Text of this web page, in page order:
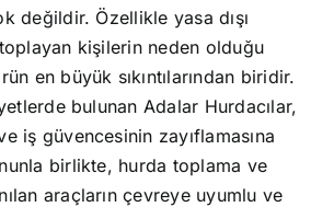
değildir. Özellikle yasa dışı
kişilerin neden olduğu
en büyük sıkıntılarından biridir.
bulunan Adalar Hurdacılar,
iş güvencesinin zayıflamasına
birlikte, hurda toplama ve
araçların çevreye uyumlu ve